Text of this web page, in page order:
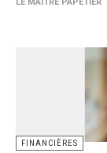
LE MAITRE PAPETIER
FINANCIÈRES